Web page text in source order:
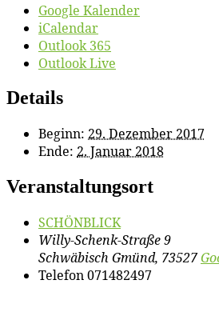
Google Kalender
iCalendar
Outlook 365
Outlook Live
Details
Beginn: 29. Dezember 2017
Ende: 2. Januar 2018
Veranstaltungsort
SCHÖNBLICK
Willy-Schenk-Straße 9
Schwäbisch Gmünd, 73527
Telefon071482497